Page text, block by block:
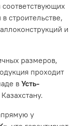
строительстве,
и
размеров,
проходит
в Усть-
у